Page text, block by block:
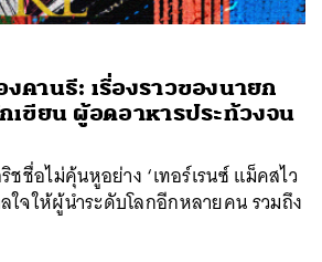
คานธี: เรื่องราวของนายก
เขียน ผู้อดอาหารประท้วงจน
ชชื่อไม่คุ้นหูอย่าง ‘เทอร์เรนซ์ แม็คสไว
ใจให้ผู้นำระดับโลกอีกหลายคน รวมถึง
TWEET LINE EMAIL